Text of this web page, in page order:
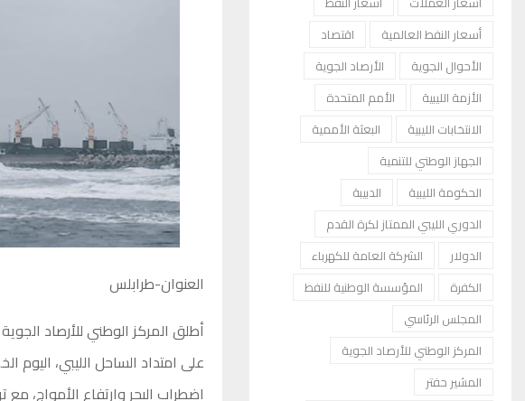
العنوان-طرابلس
أطلق المركز الوطني للأرصاد
على امتداد الساحل الليبي،
اضطراب البحر وارتفاع الأمواج،
أسعار النفط العالمية
اقتصاد
الأحوال الجوية
الأرصاد الجوية
الأزمة الليبية
الأمم المتحدة
الانتخابات الليبية
البعثة الأممية
الجهاز الوطني للتنمية
الحكومة الليبية
الدبيبة
الدوري الليبي الممتاز لكرة القدم
الدولار
الشركة العامة للكهرباء
الكفرة
المؤسسة الوطنية للنفط
المجلس الرئاسي
المركز الوطني للأرصاد الجوية
المشير حفتر